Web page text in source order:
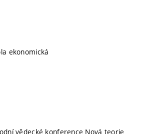
ekonomická
vědecké konference Nová teorie